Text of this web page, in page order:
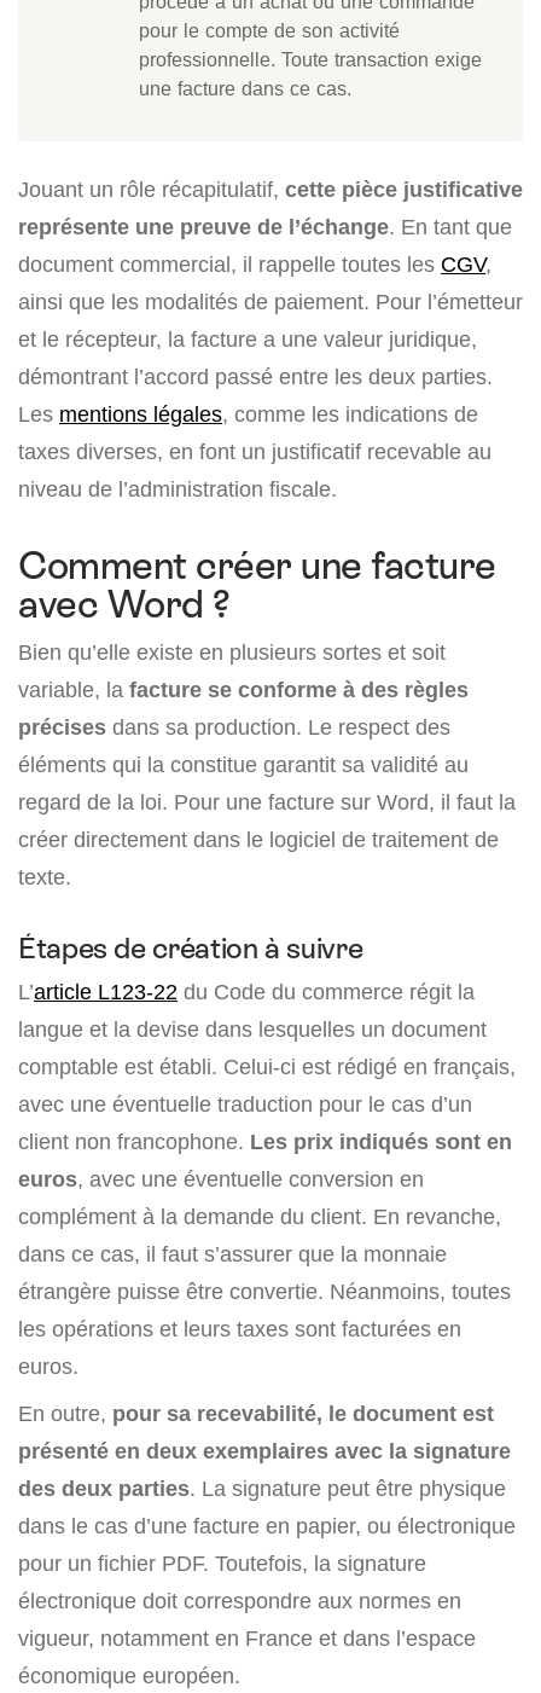
pour le compte de son activité
professionnelle. Toute transaction exige
une facture dans ce cas.
Jouant un rôle récapitulatif, cette pièce justificative
représente une preuve de l’échange. En tant que
document commercial, il rappelle toutes les CGV,
ainsi que les modalités de paiement. Pour l’émetteur
et le récepteur, la facture a une valeur juridique,
démontrant l’accord passé entre les deux parties.
Les mentions légales, comme les indications de
taxes diverses, en font un justificatif recevable au
niveau de l’administration fiscale.
Comment créer une facture
avec Word ?
Bien qu’elle existe en plusieurs sortes et soit
variable, la facture se conforme à des règles
précises dans sa production. Le respect des
éléments qui la constitue garantit sa validité au
regard de la loi. Pour une facture sur Word, il faut la
créer directement dans le logiciel de traitement de
texte.
Étapes de création à suivre
L’article L123-22 du Code du commerce régit la
langue et la devise dans lesquelles un document
comptable est établi. Celui-ci est rédigé en français,
avec une éventuelle traduction pour le cas d’un
client non francophone. Les prix indiqués sont en
euros, avec une éventuelle conversion en
complément à la demande du client. En revanche,
dans ce cas, il faut s’assurer que la monnaie
étrangère puisse être convertie. Néanmoins, toutes
les opérations et leurs taxes sont facturées en
euros.
En outre, pour sa recevabilité, le document est
présenté en deux exemplaires avec la signature
des deux parties. La signature peut être physique
dans le cas d’une facture en papier, ou électronique
pour un fichier PDF. Toutefois, la signature
électronique doit correspondre aux normes en
vigueur, notamment en France et dans l’espace
économique européen.